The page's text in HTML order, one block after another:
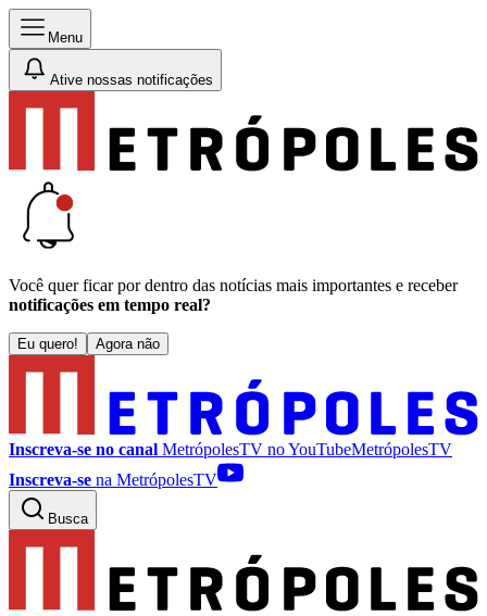
Menu
Ative nossas notificações
Você quer ficar por dentro das notícias mais importantes e receber
notificações em tempo real?
Eu quero! Agora não
Inscreva-se no canal MetrópolesTV noYouTubeMetrópolesTV
Inscreva-se na MetrópolesTV
Busca